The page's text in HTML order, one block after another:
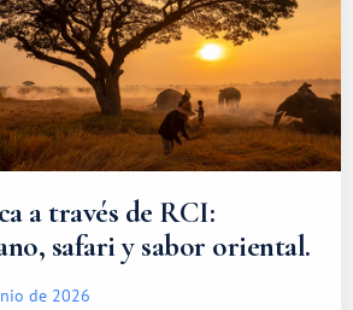
a través de RCI:
safari y sabor oriental.
de 2026